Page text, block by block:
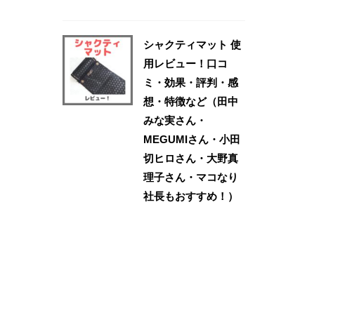
シャクティマット 使
用レビュー！口コ
ミ・効果・評判・感
想・特徴など（田中
みな実さん・
MEGUMIさん・小田
切ヒロさん・大野真
理子さん・マコなり
社長もおすすめ！）